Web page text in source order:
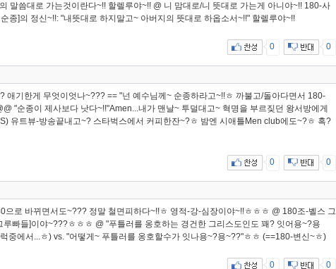
말씀대로 가는것이란다~!! 할렐루야~!! @ 니 맘대로/니 뜻대로 가는게 아니야~!! 180-사
종]의 정신~!!: "내뜻대로 하지말고~ 아버지의 뜻대로 하옵소서~!!" 할렐루야~!!
0 0
애기한게 무엇이엇나~??? == "넌 예수님께~ 순종하라고~!!ㅎ 까불고/돌아다면서 180-
"순종이 제사보다 낫다~!!"Amen...내가 맨날~ 투덜대고~ 혁명을 부르짖던 왕서방에게
유트뷰-방송끝내고~? 스타벅스에서 커피한잔~?ㅎ 밤엔 시애틀Men club에도~?ㅎ 혹?
0 0
으로 바뀌면서도~??? 정말 철면피하다~!!ㅎ 영적-강-심장이야~!!ㅎㅎㅎ @ 180조-벨스 그
빠들]이야~???ㅎㅎㅎ @ "푸틀러를 옹호하는 경건한 그리스도인도 꽤? 잇어용~?용
중에서...ㅎ) vs. "어떻게~ 푸틀러를 옹호할수가 잇나용~?용~??"ㅎㅎ (==180-변신~ㅎ)
0 0